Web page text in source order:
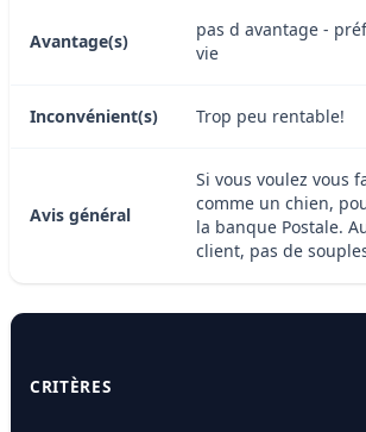
Avantage(s)
pas d avantage -
vie
Inconvénient(s) Trop peu rentable!
Avis général
Si vous voulez vous
comme un chien,
la banque Postale.
client, pas de
CRITÈRES